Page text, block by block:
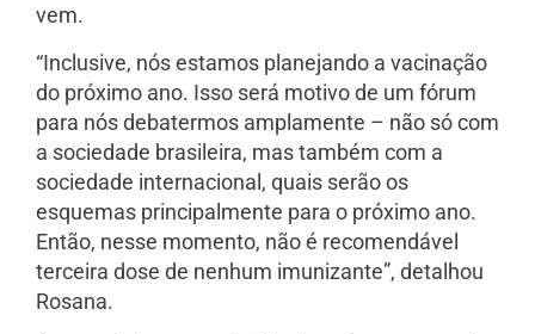
vem.
“Inclusive, nós estamos planejando a vacinação
do próximo ano. Isso será motivo de um fórum
para nós debatermos amplamente – não só com
a sociedade brasileira, mas também com a
sociedade internacional, quais serão os
esquemas principalmente para o próximo ano.
Então, nesse momento, não é recomendável
terceira dose de nenhum imunizante”, detalhou
Rosana.